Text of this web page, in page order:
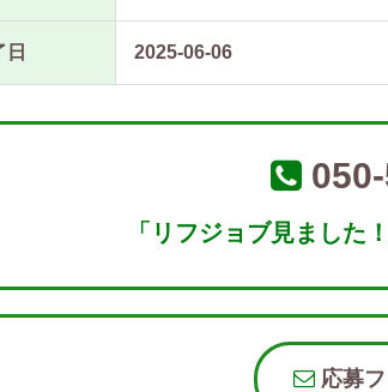
日 2025-06-06
「リフジョブ見ました！
応募フ